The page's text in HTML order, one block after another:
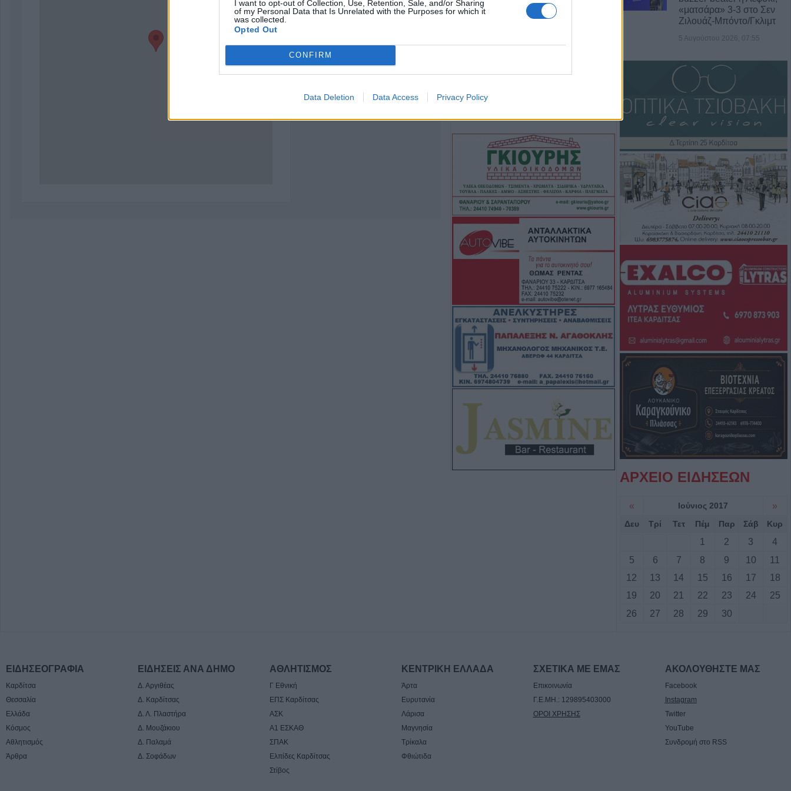
I want to opt-out of Collection, Use, Retention, Sale, and/or Sharing
of my Personal Data that Is Unrelated with the Purposes for which it
was collected.
Opted Out
CONFIRM
Data Deletion Data Access Privacy Policy
κορακοειδών - Θετικά τα πρώτα
επιτροπή Θεσσαλίας, ξεπέταξαν
Ιός Δυτικού Νείλου: 23 νέα
εγχώρια κρούσματα και 2 θάνατοι
την τελευταία εβδομάδα
6 Αυγούστου 2026, 08:52
Διακοπές ρεύματος στην Άρτα και
σε τμήμα του Δήμου Αργιθέας:
Έκρηξη και φωτιά σε
μετασχηματιστή (+Βίντεο)
6 Αυγούστου 2026, 08:16
Την Κυριακή 9 Αυγούστου το
ετήσιο μνημόσυνο της Αγορής
6 Αυγούστου 2026, 07:42
“Calimera” με “spitiko” και
συνταγές όπως παλιά…
5 Αυγούστου 2026, 23:58
Στη Σόφια θα ψάξει την πρόκριση
Σύγκρουση μηχανής με
αυτοκίνητο στη Λάρισα – Στο
νοσοκομείο ο οδηγός του
δικύκλου
5 Αυγούστου 2026, 20:50
Το Σάββατο 8 Αυγούστου το
40ήμερο μνημόσυνο του
Κωνσταντίνου Αναγνωστόπουλου
«ματσάρα» 3-3 στο Σεν
Ζιλουάζ-Μπόντο/Γκλιμτ
5 Αυγούστου 2026, 07:55
ΑΡΧΕΙΟ ΕΙΔΗΣΕΩΝ
« Ιούνιος 2017 »
Δευ Τρί Τετ Πέμ Παρ Σάβ Κυρ
1 2 3
4
5
6 7 8 9 10
11
12
13 14 15 16 17
18
19
20 21 22 23 24
25
26
27 28 29 30
ΕΙΔΗΣΕΟΓΡΑΦΙΑ
Καρδίτσα
Θεσσαλία
Ελλάδα
Κόσμος
Αθλητισμός
Άρθρα
ΕΙΔΗΣΕΙΣ ΑΝΑ ΔΗΜΟ
Δ. Αργιθέας
Δ. Καρδίτσας
Δ. Λ. Πλαστήρα
Δ. Μουζάκιου
Δ. Παλαμά
Δ. Σοφάδων
ΑΘΛΗΤΙΣΜΟΣ
Γ Εθνική
ΕΠΣ Καρδίτσας
ΑΣΚ
Α1 ΕΣΚΑΘ
ΣΠΑΚ
Ελπίδες Καρδίτσας
Στίβος
ΚΕΝΤΡΙΚΗ ΕΛΛΑΔΑ
Άρτα
Ευρυτανία
Λάρισα
Μαγνησία
Τρίκαλα
Φθιώτιδα
ΣΧΕΤΙΚΑ ΜΕ ΕΜΑΣ
Επικοινωνία
Γ.Ε.ΜΗ.: 129895403000
ΟΡΟΙ ΧΡΗΣΗΣ
ΑΚΟΛΟΥΘΗΣΤΕ ΜΑΣ
Facebook
Instagram
Twitter
YouTube
Συνδρομή στο RSS